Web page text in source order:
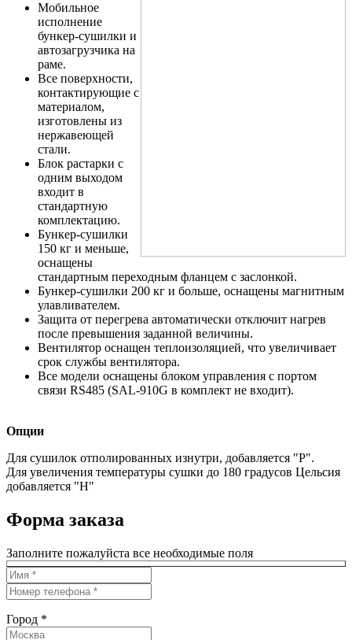
Мобильное
исполнение
бункер-сушилки и
автозагрузчика на
раме.
Все поверхности,
контактирующие с
материалом,
изготовлены из
нержавеющей
стали.
Блок растарки с
одним выходом
входит в
стандартную
комплектацию.
Бункер-сушилки
150 кг и меньше,
оснащены
стандартным переходным фланцем с заслонкой.
Бункер-сушилки 200 кг и больше, оснащены магнитным
улавливателем.
Защита от перегрева автоматически отключит нагрев
после превышения заданной величины.
Вентилятор оснащен теплоизоляцией, что увеличивает
срок службы вентилятора.
Все модели оснащены блоком управления с портом
связи RS485 (SAL-910G в комплект не входит).
Опции
Для сушилок отполированных изнутри, добавляется "Р".
Для увеличения температуры сушки до 180 градусов Цельсия
добавляется "Н"
Форма заказа
Заполните пожалуйста все необходимые поля
Город *